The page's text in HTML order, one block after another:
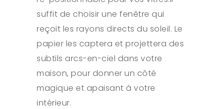
suffit de choisir une fenêtre qui
reçoit les rayons directs du soleil. Le
papier les captera et projettera des
subtils arcs-en-ciel dans votre
maison, pour donner un côté
magique et apaisant à votre
intérieur.